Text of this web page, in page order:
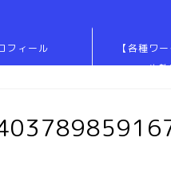
フィール
【各種ワ
や